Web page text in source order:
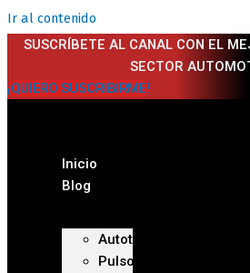
Ir al contenido
SUSCRÍBETE AL CANAL CON EL
SECTOR
¡QUIERO SUSCRIBIRME!
Inicio
Blog
Autoteca
Pulso